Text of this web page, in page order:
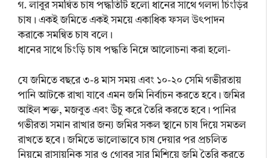
গ. লাবুর সমন্বিত চাষ পদ্ধতিটি হলো ধানের সাথে গলদা চিংড়ির
চাষ। একই জমিতে একই সময়ে একাধিক ফসল উৎপাদন
করাকে সমন্বিত চাষ বলে।
ধানের সাথে চিংড়ি চাষ পদ্ধতি নিম্নে আলোচনা করা হলো-
যে জমিতে বছরে ৩-৪ মাস সময় এবং ১০-২০ সেমি গভীরতায়
পানি আটকে রাখা যাবে এমন জমি নির্বাচন করতে হবে। জমির
আইল শক্ত, মজবুত এবং উঁচু করে তৈরি করতে হবে। পানির
গভীরতা সমান রাখার জন্য জমির সকল স্থানে চাষ দিয়ে সমতল
রাখতে হবে। জমিতে ভালোভাবে চাষ দেয়ার পর প্রচলিত
নিয়মে রাসায়নিক সার ও গোবর সার মিশিয়ে জমি তৈরি করতে